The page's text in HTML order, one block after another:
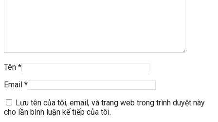
Tên *
Email *
Lưu tên của tôi, email, và trang web trong trình duyệt này
cho lần bình luận kế tiếp của tôi.